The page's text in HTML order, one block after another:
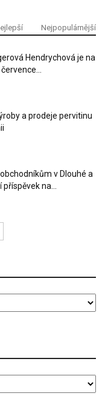
Nejpopulárnější
Hendrychová je na
a prodeje pervitinu
v Dlouhé a
příspěvek na...